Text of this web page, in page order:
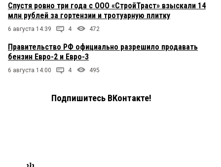
Спустя ровно три года с ООО «СтройТраст» взыскали 14
млн рублей за гортензии и тротуарную плитку
6 августа 14:39 4 472
Правительство РФ официально разрешило продавать
бензин Евро-2 и Евро-3
6 августа 14:00 4 495
Подпишитесь ВКонтакте!